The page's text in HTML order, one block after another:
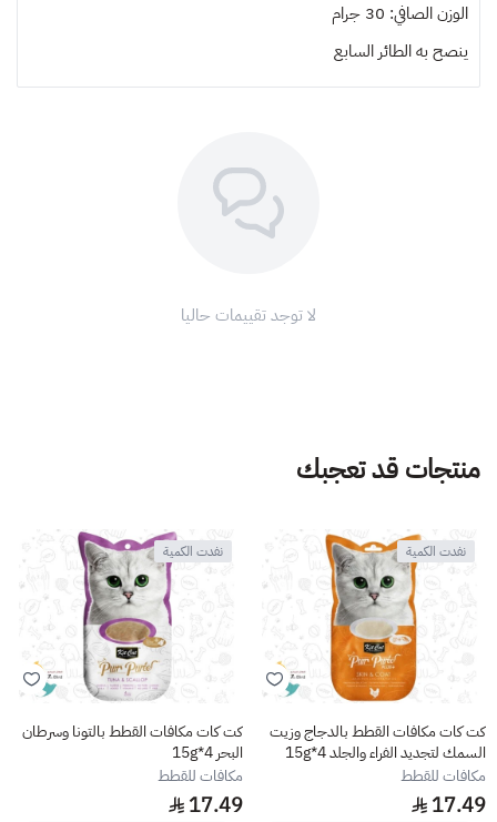
الوزن الصافي: 30 جرام
ينصح بهالطائر السابع
لا توجد تقييمات حاليا
منتجات قد تعجبك
نفدت الكمية
كت كات مكافات القطط بالدجاج وزيت
السمك لتجديد الفراء والجلد 4*15g
مكافات للقطط
17.49
نفدت الكمية
كت كات مكافات القطط بالتونا وسرطان
البحر 4*15g
مكافات للقطط
17.49